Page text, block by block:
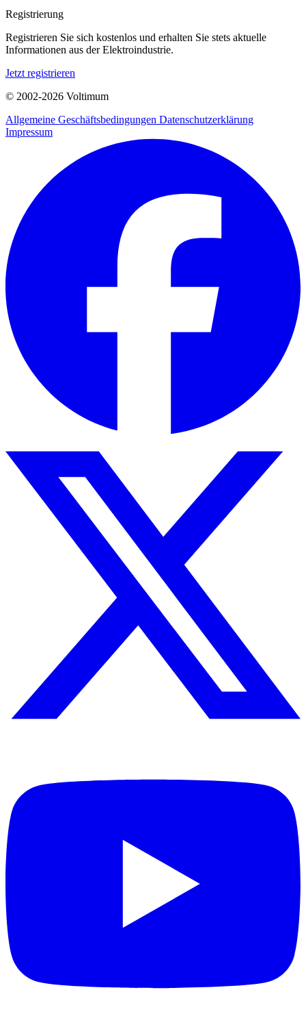
Registrierung
Registrieren Sie sich kostenlos und erhalten Sie stets aktuelle
Informationen aus der Elektroindustrie.
Jetzt registrieren
© 2002-2026 Voltimum
Allgemeine Geschäftsbedingungen Datenschutzerklärung
Impressum